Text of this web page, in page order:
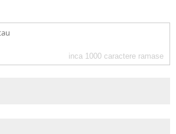
inca 1000 caractere ramase